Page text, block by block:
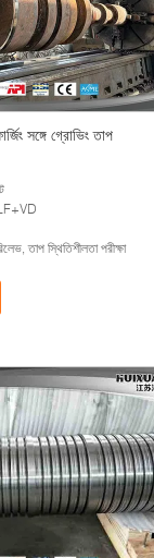
সঙ্গে গ্রোভিং তাপ
তাপ স্থিতিশীলতা পরীক্ষা